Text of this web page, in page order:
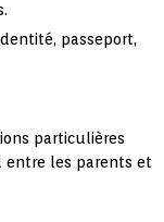
passeport,
particulières
entre les parents et